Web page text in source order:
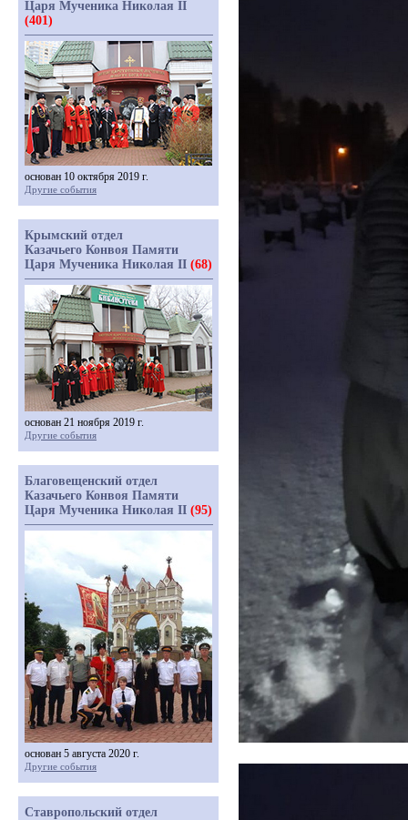
Царя Мученика Николая II
(401)
основан 10 октября 2019 г.
Другие события
Крымский отдел
Казачьего Конвоя Памяти
Царя Мученика Николая II (68)
основан 21 ноября 2019 г.
Другие события
Благовещенский отдел
Казачьего Конвоя Памяти
Царя Мученика Николая II (95)
основан 5 августа 2020 г.
Другие события
Ставропольский отдел